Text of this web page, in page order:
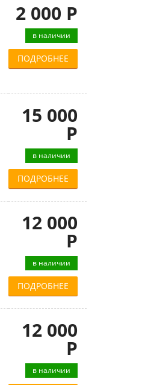
2 000 Р
в наличии
ПОДРОБНЕЕ
15 000
Р
в наличии
ПОДРОБНЕЕ
12 000
Р
в наличии
ПОДРОБНЕЕ
12 000
Р
в наличии